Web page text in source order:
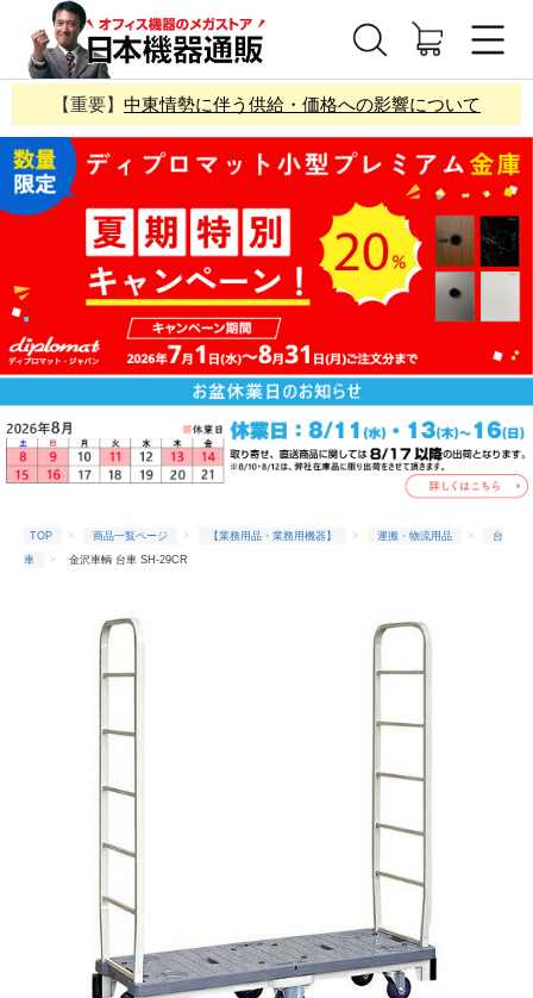
【重要】 中東情勢に伴う供給・価格への影響について
TOP 商品一覧ページ 【業務用品・業務用機器】 運搬・物流用品
台
車
金沢車輌 台車 SH-29CR